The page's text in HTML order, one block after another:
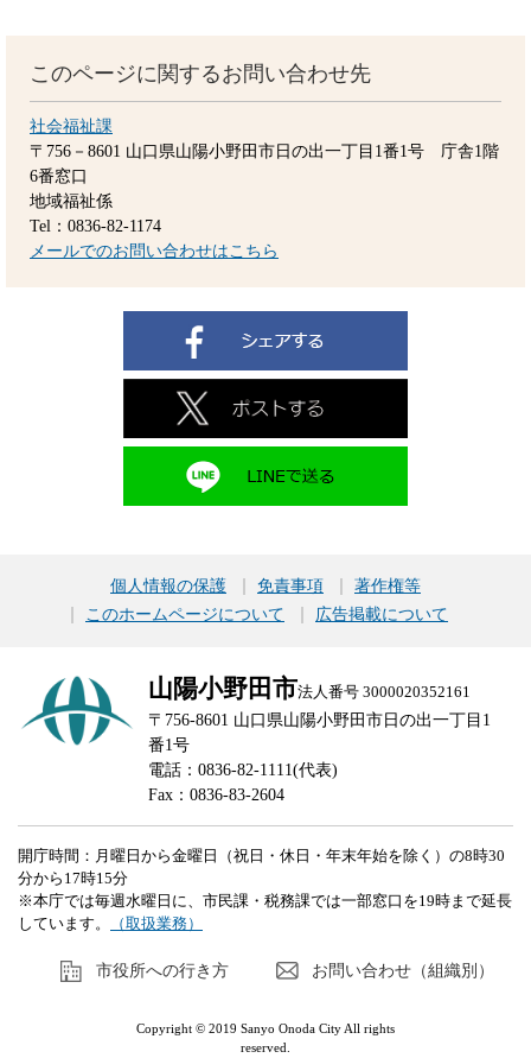
このページに関するお問い合わせ先
社会福祉課
〒756－8601 山口県山陽小野田市日の出一丁目1番1号 庁舎1階
6番窓口
地域福祉係
Tel：0836-82-1174
メールでのお問い合わせはこちら
個人情報の保護 免責事項
著作権等
このホームページについて
広告掲載について
山陽小野田市法人番号 3000020352161
〒756-8601 山口県山陽小野田市日の出一丁目1
番1号
電話：0836-82-1111(代表)
Fax：0836-83-2604
開庁時間：月曜日から金曜日（祝日・休日・年末年始を除く）の8時30
分から17時15分
※本庁では毎週水曜日に、市民課・税務課では一部窓口を19時まで延長
しています。
（取扱業務）
市役所への行き方 お問い合わせ（組織別）
Copyright © 2019 Sanyo Onoda City All rights
reserved.